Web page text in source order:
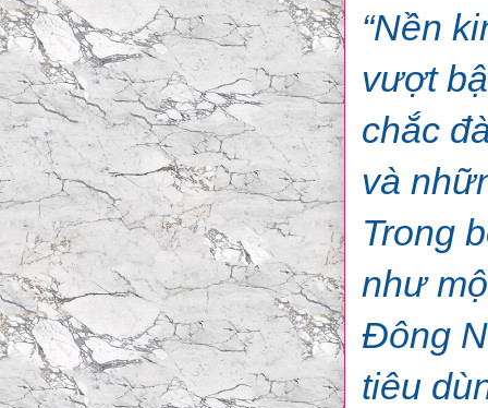
“Nền
vượt
chắc
và
Trong
như
Đông
tiêu